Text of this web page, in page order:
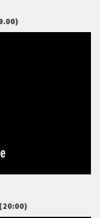
(20:00)